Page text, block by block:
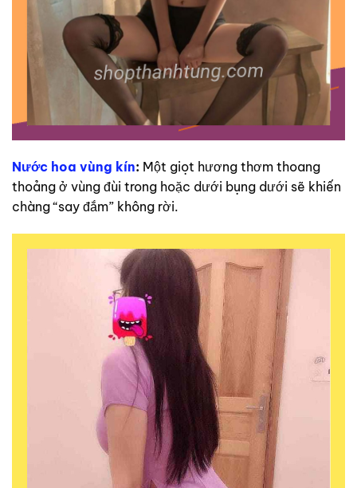
Nước hoa vùng kín: Một giọt hương thơm thoang
thoảng ở vùng đùi trong hoặc dưới bụng dưới sẽ khiến
chàng “say đắm” không rời.